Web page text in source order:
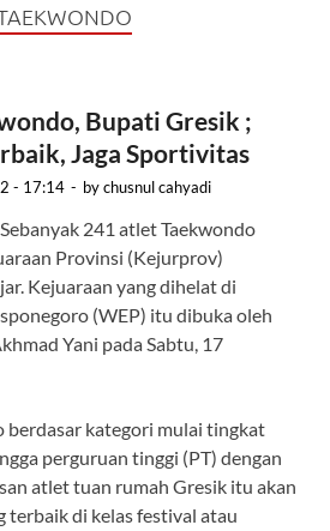
Bupati Gresik ;
Jaga Sportivitas
- 17:14 - bychusnul cahyadi
241 atlet Taekwondo
Provinsi (Kejurprov)
Kejuaraan yang dihelat di
(WEP) itu dibuka oleh
Yani pada Sabtu, 17
berdasar kategori mulai tingkat
perguruan tinggi (PT) dengan
atlet tuan rumah Gresik itu akan
terbaik di kelas festival atau